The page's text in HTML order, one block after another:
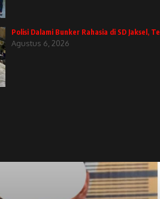
Polisi Dalami Bunker Rahasia di SD Jaksel,
Agustus 6, 2026